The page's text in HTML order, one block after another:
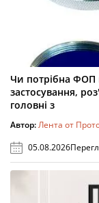
Чи потрібна ФОП
застосування,
головні з
Автор:Лента от
05.08.2026